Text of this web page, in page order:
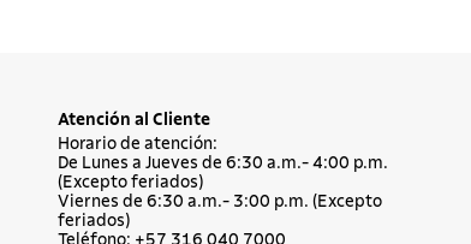
Atención al Cliente
Horario de atención:
De Lunes a Jueves de 6:30 a.m.- 4:00 p.m.
(Excepto feriados)
Viernes de 6:30 a.m.- 3:00 p.m. (Excepto
feriados)